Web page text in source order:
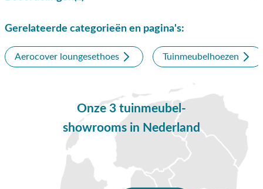
Heeft u nog vragen over de Platinum Aerocover
loungesethoes? Bel, mail of breng een bezoek aan onze
showroom in Opheusden, Duiven of Apeldoorn. Onze
keuze voor een nieuwe beschermhoes voor uw loungeset.
Gerelateerde categorieën en pagina's:
Aerocover loungesethoes Tuinmeubelhoezen
Onze 3 tuinmeubel-
showrooms in Nederland